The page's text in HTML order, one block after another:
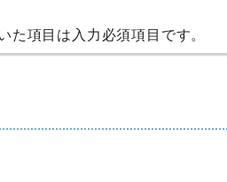
た項目は入力必須項目です。